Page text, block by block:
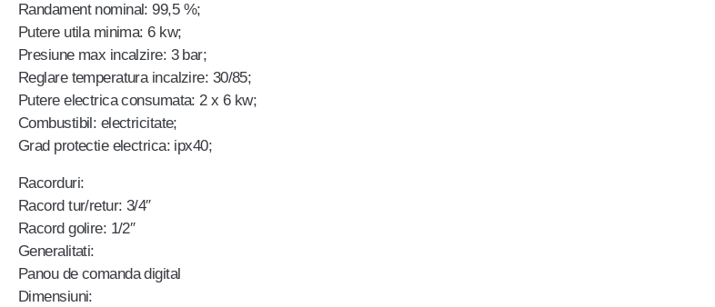
Randament nominal: 99,5 %;
Putere utila minima: 6 kw;
Presiune max incalzire: 3 bar;
Reglare temperatura incalzire: 30/85;
Putere electrica consumata: 2 x 6 kw;
Combustibil: electricitate;
Grad protectie electrica: ipx40;
Racorduri:
Racord tur/retur: 3/4″
Racord golire: 1/2″
Generalitati:
Panou de comanda digital
Dimensiuni: